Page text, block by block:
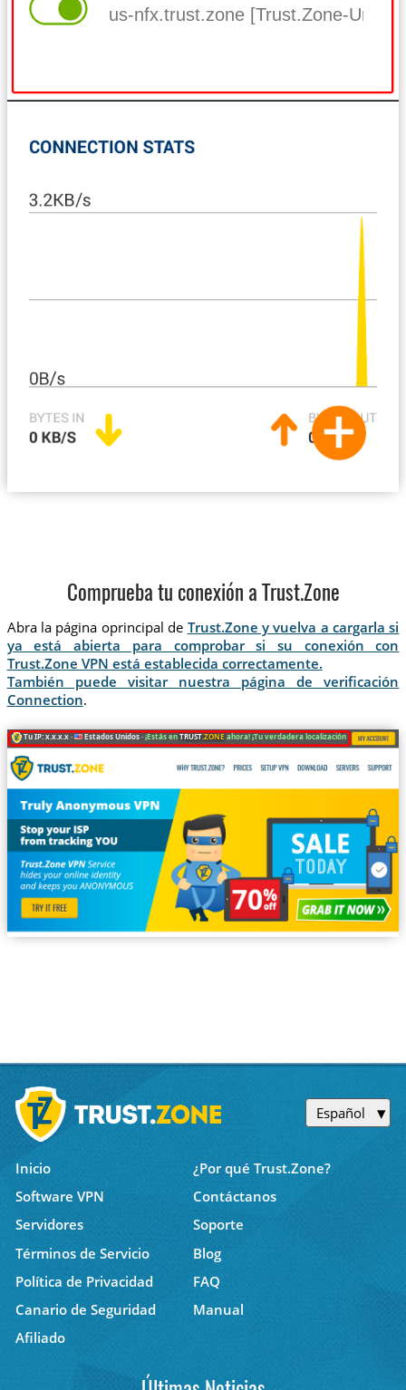
us-nfx.trust.zone [Trust.Zone-
Comprueba tu conexión a Trust.Zone
Abra la página oprincipal de Trust.Zone y vuelva a cargarla si
ya está abierta para comprobar si su conexión con
Trust.Zone VPN está establecida correctamente.
También puede visitar nuestra página de verificación
Connection.
Tu IP: x.x.x.x · Estados Unidos ·¡Estás enTRUST.ZONEahora! ¡Tu verdadera localización está oculta!
Español
Inicio
¿Por qué Trust.Zone?
Software VPN
Contáctanos
Servidores
Soporte
Términos de Servicio
Blog
Política de Privacidad
FAQ
Canario de Seguridad
Manual
Afiliado